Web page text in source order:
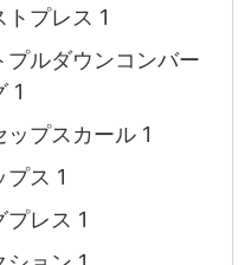
トプレス 1
プルダウンコンバー
1
ップスカール 1
プス 1
プレス 1